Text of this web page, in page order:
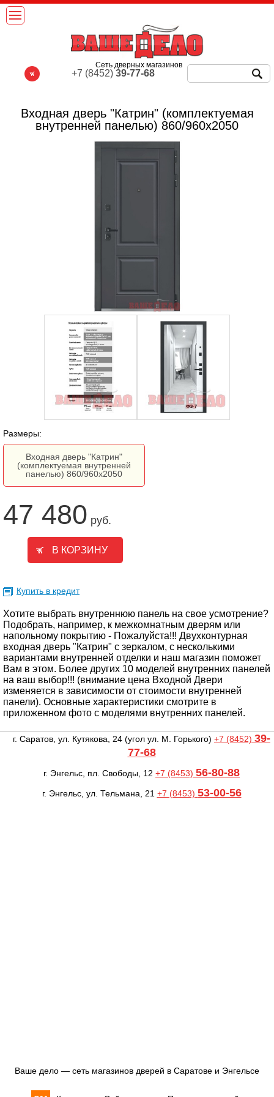
Входная дверь "Катрин" (комплектуемая
внутренней панелью) 860/960х2050
Размеры:
Входная дверь "Катрин"
(комплектуемая внутренней
панелью) 860/960х2050
47 480 руб.
Купить в кредит
Хотите выбрать внутреннюю панель на свое усмотрение?
Подобрать, например, к межкомнатным дверям или
напольному покрытию - Пожалуйста!!! Двухконтурная
входная дверь "Катрин" с зеркалом, с несколькими
вариантами внутренней отделки и наш магазин поможет
Вам в этом. Более других 10 моделей внутренних панелей
на ваш выбор!!! (внимание цена Входной Двери
изменяется в зависимости от стоимости внутренней
панели). Основные характеристики смотрите в
приложенном фото с моделями внутренних панелей.
Сеть дверных магазинов
+7 (8452)39-77-68
г. Саратов, ул. Кутякова, 24 (угол ул. М. Горького) +7 (8452) 39-
77-68
г. Энгельс, пл. Свободы, 12 +7 (8453) 56-80-88
г. Энгельс, ул. Тельмана, 21 +7 (8453) 53-00-56
Ваше дело — сеть магазинов дверей в Саратове и Энгельсе